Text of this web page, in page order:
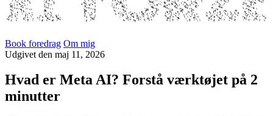
Book foredrag Om mig
Udgivet den maj 11, 2026
Hvad er Meta AI? Forstå værktøjet på 2
minutter